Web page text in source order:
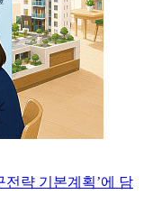
전략 기본계획’에 담